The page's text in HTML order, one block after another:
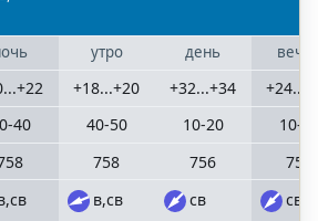
40
утро
+18...+20
40-50
758
в,св
день
+32...+34
10-20
756
св
10-
755
св